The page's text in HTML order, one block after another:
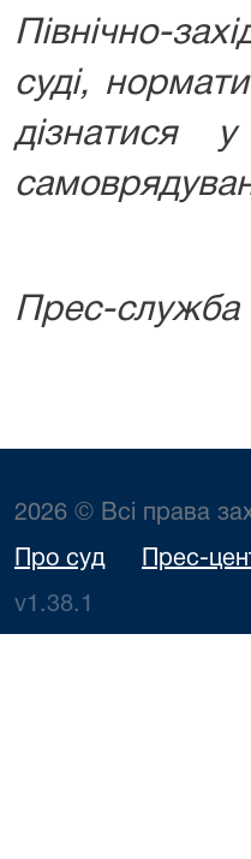
Північно-
суді,
дізнатися
Прес-служба
2026 © Всі права
Про суд Прес-
v1.38.1